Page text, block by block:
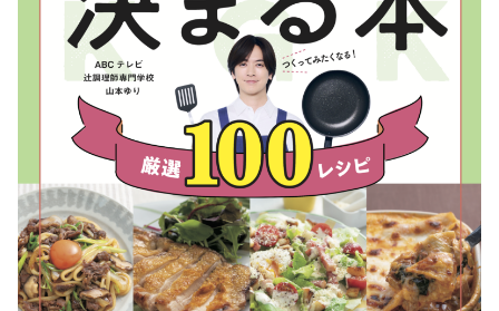
朝だ！生です旅サラダ
教えて！ニュースライブ 正義のミカタ
ＬＩＦＥ～夢のカタチ～
新婚さんいらっしゃい！
ポツンと一軒家
ザキ山小屋本館
ぺこぱのまるスポ
アナ回覧板